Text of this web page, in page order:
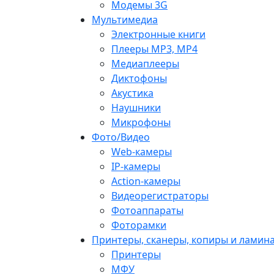
Модемы 3G
Мультимедиа
Электронные книги
Плееры MP3, MP4
Медиаплееры
Диктофоны
Акустика
Наушники
Микрофоны
Фото/Видео
Web-камеры
IP-камеры
Action-камеры
Видеорегистраторы
Фотоаппараты
Фоторамки
Принтеры, сканеры, копиры и
Принтеры
МФУ